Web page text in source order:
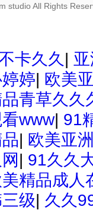
studio All Rights
卡久久 |
婷| 欧美
品青草久久
www| 91
| 欧美亚
| 91久久
精品成人
级| 久久